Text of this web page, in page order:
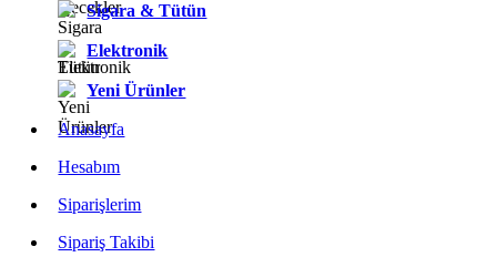
Sigara & Tütün
Elektronik
Yeni Ürünler
Anasayfa
Hesabım
Siparişlerim
Sipariş Takibi